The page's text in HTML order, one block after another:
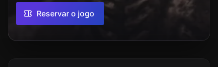
Reservar o jogo